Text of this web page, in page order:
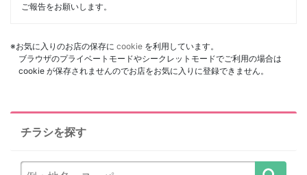
ご報告をお願いします。
※お気に入りのお店の保存に cookie を利用しています。
ブラウザのプライベートモードやシークレットモードでご利用の場合は
cookie が保存されませんのでお店をお気に入りに登録できません。
チラシを探す